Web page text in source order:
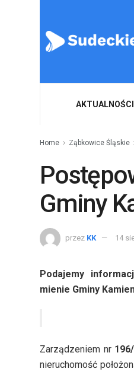
AKTUALNOŚCI
Home Ząbkowice Śląskie
Gminy
przez KK 14
Podajemy
mienie Gminy
Zarządzeniem nr
nieruchomość